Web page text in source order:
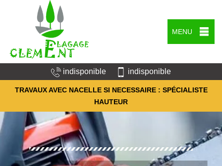
MENU
indisponible indisponible
TRAVAUX AVEC NACELLE SI NECESSAIRE : SPÉCIALISTE
HAUTEUR